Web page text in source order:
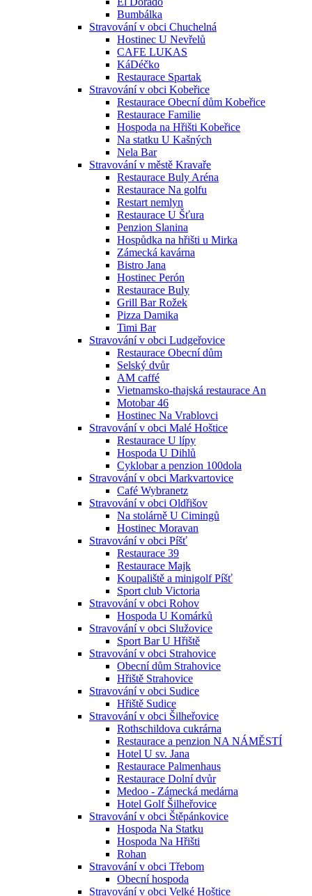
Bumbálka
Stravování v obci Chuchelná
Hostinec U Nevřelů
CAFE LUKAS
KáDéčko
Restaurace Spartak
Stravování v obci Kobeřice
Restaurace Obecní dům Kobeřice
Restaurace Familie
Hospoda na Hřišti Kobeřice
Na statku U Kašných
Nela Bar
Stravování v městě Kravaře
Restaurace Buly Aréna
Restaurace Na golfu
Restart nemlyn
Restaurace U Šťura
Penzion Slanina
Hospůdka na hřišti u Mirka
Zámecká kavárna
Bistro Jana
Hostinec Perón
Restaurace Buly
Grill Bar Rožek
Pizza Damika
Timi Bar
Stravování v obci Ludgeřovice
Restaurace Obecní dům
Selský dvůr
AM caffé
Vietnamsko-thajská restaurace An
Motobar 46
Hostinec Na Vrablovci
Stravování v obci Malé Hoštice
Restaurace U lípy
Hospoda U Dihlů
Cyklobar a penzion 100dola
Stravování v obci Markvartovice
Café Wybranetz
Stravování v obci Oldřišov
Na stolárně U Cimingů
Hostinec Moravan
Stravování v obci Píšť
Restaurace 39
Restaurace Majk
Koupaliště a minigolf Píšť
Sport club Victoria
Stravování v obci Rohov
Hospoda U Komárků
Stravování v obci Služovice
Sport Bar U Hřiště
Stravování v obci Strahovice
Obecní dům Strahovice
Hřiště Strahovice
Stravování v obci Sudice
Hřiště Sudice
Stravování v obci Šilheřovice
Rothschildova cukrárna
Restaurace a penzion NA NÁMĚSTÍ
Hotel U sv. Jana
Restaurace Palmenhaus
Restaurace Dolní dvůr
Medoo - Zámecká medárna
Hotel Golf Šilheřovice
Stravování v obci Štěpánkovice
Hospoda Na Statku
Hospoda Na Hřišti
Rohan
Stravování v obci Třebom
Obecní hospoda
Stravování v obci Velké Hoštice